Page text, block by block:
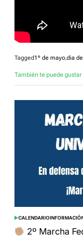
Tagged 1º de mayo,dia
También te puede gustar
POSTED
IN
CALENDARIO
2º Marcha